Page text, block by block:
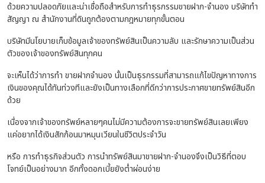
ด้วยความปลอดภัยและน่าเชื่อถือสำหรับการทำธุรกรรมขายฝาก-จำนอง บริษัททำ
สัญญา ณ สำนักงานที่ดินถูกต้องตามกฎหมายทุกขั้นตอน
บริษัทมีนโยบายเก็บข้อมูลเจ้าของทรัพย์สินเป็นความลับ และรักษาความเป็นส่วน
ตัวของเจ้าของทรัพย์สินทุกคน
จะเห็นได้ว่าการทำ ขายฝากจำนอง นั้นเป็นธุรกรรมที่สามารถแก้ไขปัญหาทางการ
เงินของคุณได้ทันท่วงทีและยังเป็นทางเลือกที่ดีกว่าการประกาศขายทรัพย์สินอีก
ด้วย
เนื่องจากเจ้าของทรัพย์หลายๆคนไม่มีความต้องการจะขายทรัพย์สินเลยเพียง
แค่อยากได้เงินสักก้อนมาหมุนเวียนในชีวิตประจำวัน
หรือ การทำธุรกิจส่วนตัว การนำทรัพย์สินมาขายฝาก-จำนองจึงเป็นวิธีที่ตอบ
โจทย์เป็นอย่างมาก อีกทั้งดอกเบี้ยยังต่ำผ่อนง่าย